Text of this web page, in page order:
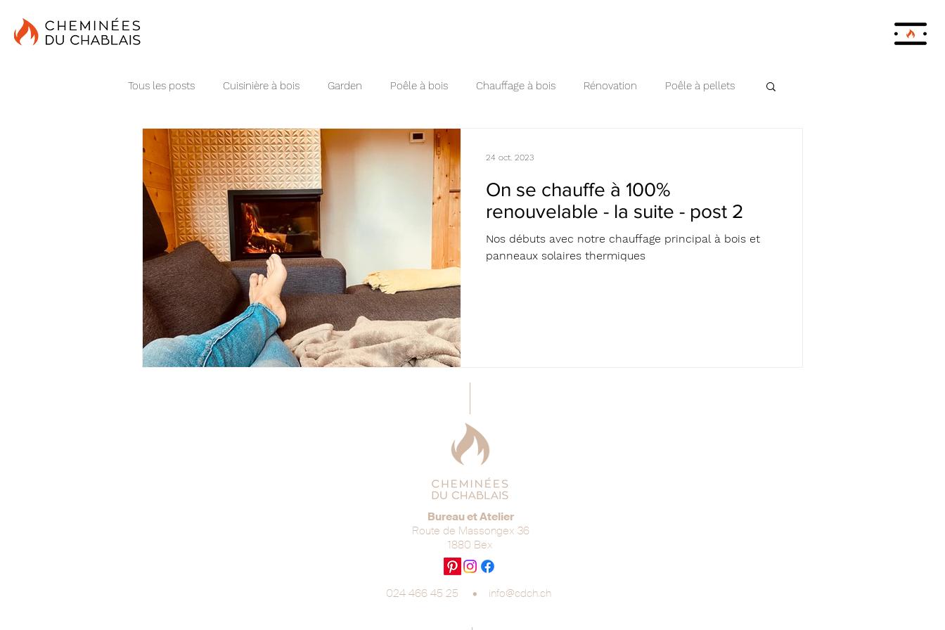
Tous les posts Cuisinière à bois Garden Poêle à bois Chauffage à bois Rénovation Poêle à pellets
chauffage central Poêle en pierre-ollaire Poêle en faïence
On se chauffe à 100%
renouvelable - la suite - post 2
Nos débuts avec notre chauffage principal à bois et
panneaux solaires thermiques
24 oct. 2023
Bureau et Atelier
Route de Massongex 36
1880 Bex
024 466 45 25 • info@cdch.ch